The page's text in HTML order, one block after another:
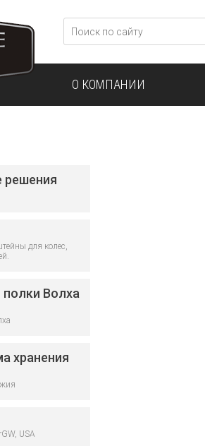
О КОМПАНИИ
решения
для колес,
Волха
хранения
USA